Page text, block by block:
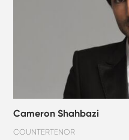
Cameron Shahbazi
COUNTERTENOR